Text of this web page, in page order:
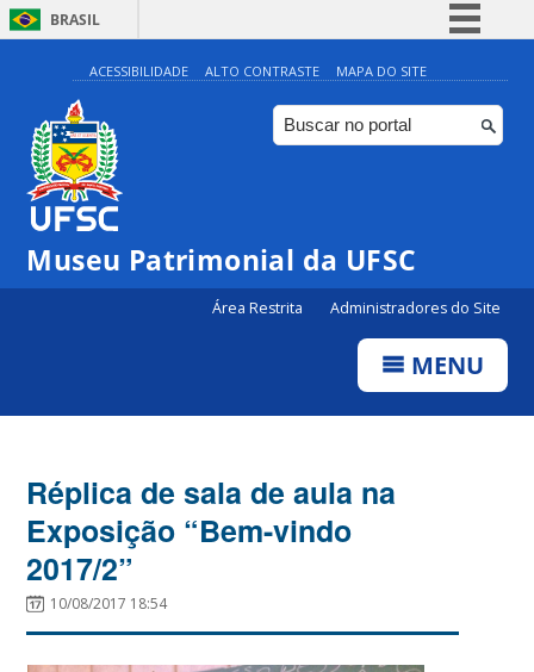
BRASIL
Simplifique!
Comunica BR
Participe
Canais
ACESSIBILIDADE ALTO CONTRASTE MAPA DO SITE
Museu Patrimonial da UFSC
Área Restrita Administradores do Site
MENU
Réplica de sala de aula na
Exposição “Bem-vindo
2017/2”
10/08/2017 18:54